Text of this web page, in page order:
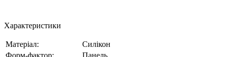
Характеристики
Матеріал:
Силікон
Форм-фактор:
Панель